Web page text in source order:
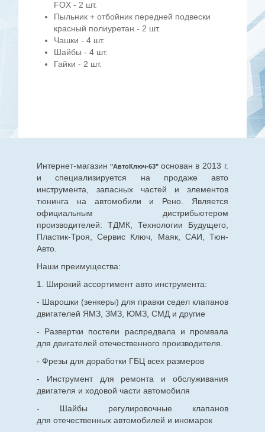
FOX - 2 шт.
Пыльник + отбойник передней подвески
красный полиуретан - 2 шт.
Чашки - 4 шт.
Шайбы - 4 шт.
Гайки - 2 шт.
Интернет-магазин "АвтоКлюч-63" основан в 2013 г.
и специализируется на продаже авто
инструмента, запасных частей и элементов
тюнинга на автомобили и Рено. Является
официальным дистрибьютером
производителей: ТДМК, Технологии Будущего,
Пластик-Троя, Сервис Ключ, Маяк, САИ, Тюн-
Авто.
Наши преимущества:
1. Широкий ассортимент авто инструмента:
- Шарошки (зенкеры) для правки седел клапанов
двигателей ЯМЗ, ЗМЗ, ЮМЗ, СМД и другие
- Развертки постели распредвала и промвала
для двигателей отечественного производителя.
- Фрезы для доработки ГБЦ всех размеров
- Инструмент для ремонта и обслуживания
двигателя и ходовой части автомобиля
- Шайбы регулировочные клапанов
для отечественныхавтомобилей и иномарок